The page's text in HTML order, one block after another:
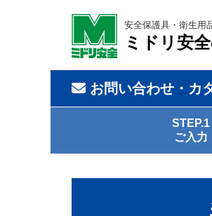
安全保護具・衛生用
ミドリ安
お問い合わせ・カ
STEP.1
ご入力